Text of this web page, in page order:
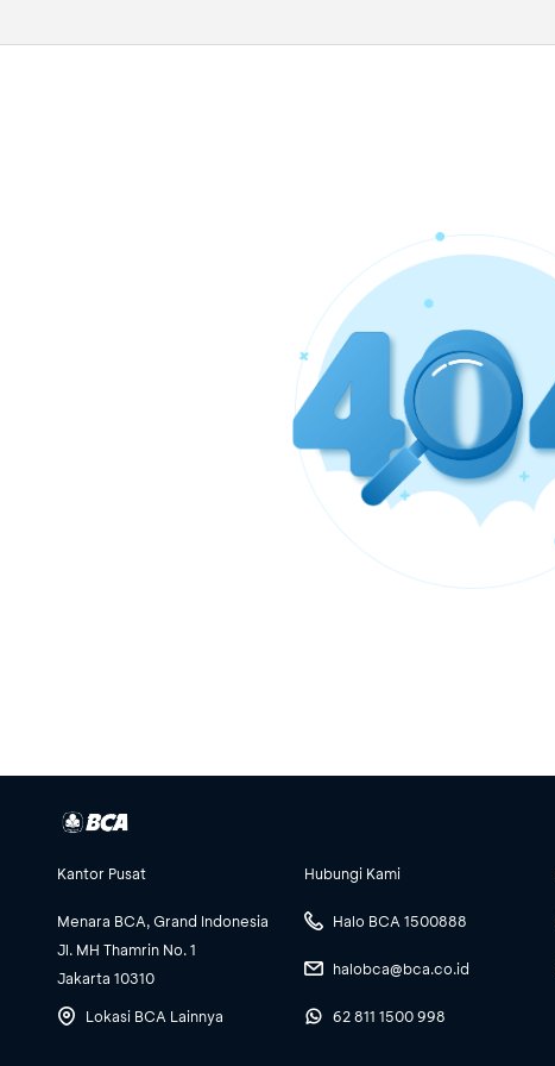
Kantor Pusat
Menara BCA, Grand Indonesia
Jl. MH Thamrin No. 1
Jakarta 10310
Lokasi BCA Lainnya
Hubungi Kami
Halo BCA 1500888
halobca@bca.co.id
62 811 1500 998